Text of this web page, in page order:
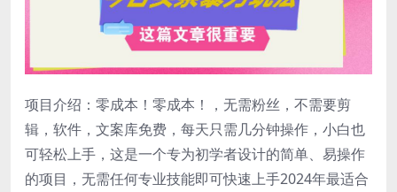
项目介绍：零成本！零成本！，无需粉丝，不需要剪
辑，软件，文案库免费，每天只需几分钟操作，小白也
可轻松上手，这是一个专为初学者设计的简单、易操作
的项目，无需任何专业技能即可快速上手2024年最适合